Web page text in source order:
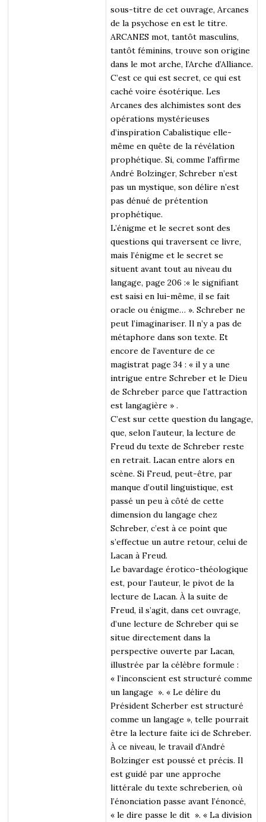
sous-titre de cet ouvrage, Arcanes
de la psychose en est le titre.
ARCANES mot, tantôt masculins,
tantôt féminins, trouve son origine
dans le mot arche, l’Arche d’Alliance.
C’est ce qui est secret, ce qui est
caché voire ésotérique. Les
Arcanes des alchimistes sont des
opérations mystérieuses
d’inspiration Cabalistique elle-
même en quête de la révélation
prophétique. Si, comme l’affirme
André Bolzinger, Schreber n’est
pas un mystique, son délire n’est
pas dénué de prétention
prophétique.
L’énigme et le secret sont des
questions qui traversent ce livre,
mais l’énigme et le secret se
situent avant tout au niveau du
langage, page 206 :« le signifiant
est saisi en lui-même, il se fait
oracle ou énigme… ». Schreber ne
peut l’imaginariser. Il n’y a pas de
métaphore dans son texte. Et
encore de l’aventure de ce
magistrat page 34 : « il y a une
intrigue entre Schreber et le Dieu
de Schreber parce que l’attraction
est langagière » .
C’est sur cette question du langage,
que, selon l’auteur, la lecture de
Freud du texte de Schreber reste
en retrait. Lacan entre alors en
scène. Si Freud, peut-être, par
manque d’outil linguistique, est
passé un peu à côté de cette
dimension du langage chez
Schreber, c’est à ce point que
s’effectue un autre retour, celui de
Lacan à Freud.
Le bavardage érotico-théologique
est, pour l’auteur, le pivot de la
lecture de Lacan. À la suite de
Freud, il s’agit, dans cet ouvrage,
d’une lecture de Schreber qui se
situe directement dans la
perspective ouverte par Lacan,
illustrée par la célèbre formule :
« l’inconscient est structuré comme
un langage ». « Le délire du
Président Scherber est structuré
comme un langage », telle pourrait
être la lecture faite ici de Schreber.
À ce niveau, le travail d’André
Bolzinger est poussé et précis. Il
est guidé par une approche
littérale du texte schreberien, où
l’énonciation passe avant l’énoncé,
« le dire passe le dit ». « La division